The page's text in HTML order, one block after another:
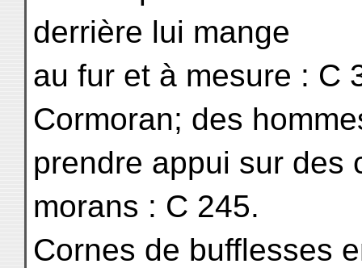
derrière lui mange
au fur et à mesure : C
Cormoran; des
prendre appui sur des
morans : C 245.
Cornes de bufflesses